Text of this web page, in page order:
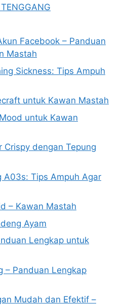
Facebook – Panduan
Mastah
Sickness: Tips Ampuh
untuk Kawan Mastah
untuk Kawan
Crispy dengan Tepung
A03s: Tips Ampuh Agar
– Kawan Mastah
Ayam
Lengkap untuk
– Panduan Lengkap
Mudah dan Efektif –